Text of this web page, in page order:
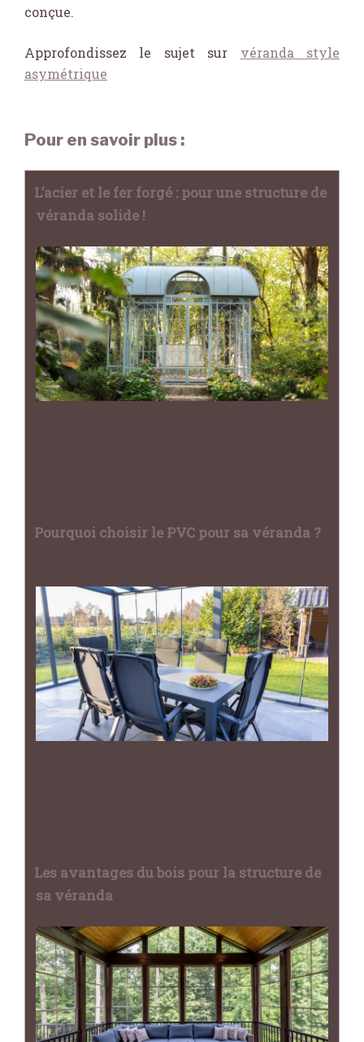
conçue.
Approfondissez le sujet sur véranda style
asymétrique
Pour en savoir plus :
L’acier et le fer forgé : pour une structure de
véranda solide !
Pourquoi choisir le PVC pour sa véranda ?
Les avantages du bois pour la structure de
sa véranda